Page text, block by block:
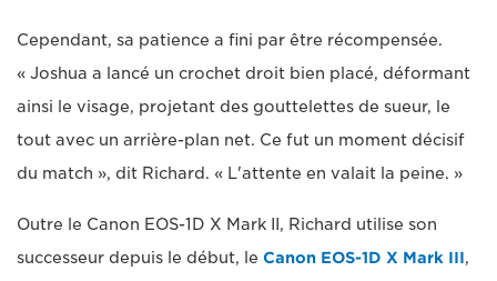
Cependant, sa patience a fini par être récompensée.
« Joshua a lancé un crochet droit bien placé, déformant
ainsi le visage, projetant des gouttelettes de sueur, le
tout avec un arrière-plan net. Ce fut un moment décisif
du match », dit Richard. « L'attente en valait la peine. »
Outre le Canon EOS-1D X Mark II, Richard utilise son
successeur depuis le début, le Canon EOS-1D X Mark III,